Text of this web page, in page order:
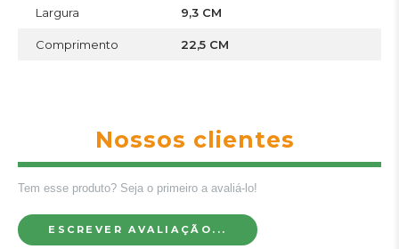
Largura 9,3 CM
Comprimento 22,5 CM
Nossos clientes
Tem esse produto? Seja o primeiro a avaliá-lo!
ESCREVER AVALIAÇÃO...